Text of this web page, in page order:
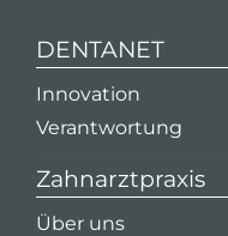
DENTANET
Innovation
Verantwortung
Zahnarztpraxis
Über uns